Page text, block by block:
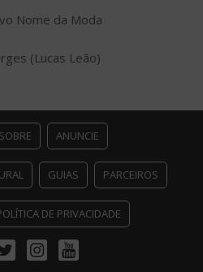
Nome da Moda
(Lucas Leão)
SOBRE ANUNCIE
GUIAS PARCEIROS
DE PRIVACIDADE
InstagramYoutube